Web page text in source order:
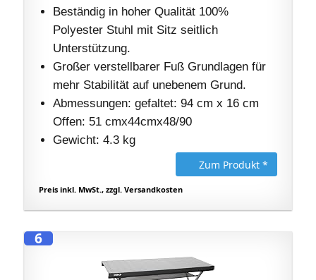
Beständig in hoher Qualität 100%
Polyester Stuhl mit Sitz seitlich
Unterstützung.
Großer verstellbarer Fuß Grundlagen für
mehr Stabilität auf unebenem Grund.
Abmessungen: gefaltet: 94 cm x 16 cm
Offen: 51 cmx44cmx48/90
Gewicht: 4.3 kg
Zum Produkt *
Preis inkl. MwSt., zzgl. Versandkosten
6